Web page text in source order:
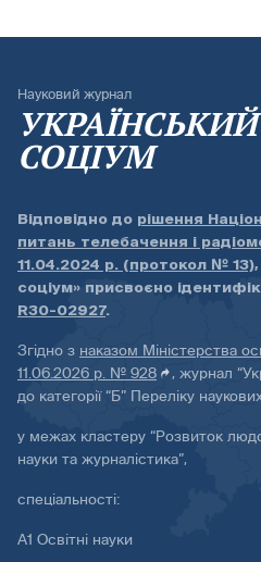
Науковий журнал
УКРАЇНСЬКИЙ
СОЦІУМ
Відповідно до рішення
питань телебачення і
11.04.2024 р. (протокол № 13)
соціум» присвоєно
R30-02927.
Згідно з наказом Міністерства
11.06.2026 р. № 928
, журнал
до категорії “Б” Переліку
у межах кластеру “Розвиток
науки та журналістика”,
спеціальності:
А1 Освітні науки